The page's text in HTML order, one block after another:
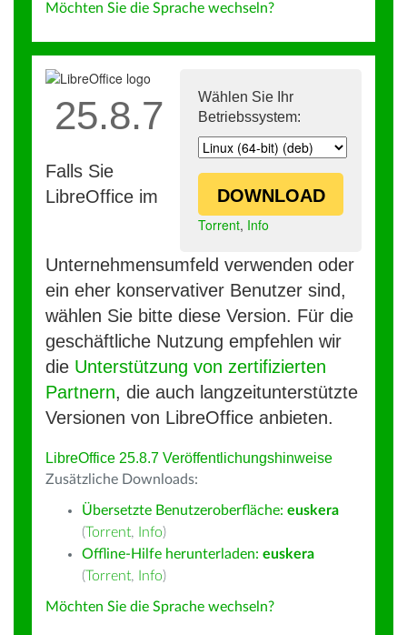
Möchten Sie die Sprache wechseln?
Wählen Sie Ihr
Betriebssystem:
DOWNLOAD
Torrent, Info
25.8.7
Falls Sie
LibreOffice im
Unternehmensumfeld verwenden oder
ein eher konservativer Benutzer sind,
wählen Sie bitte diese Version. Für die
geschäftliche Nutzung empfehlen wir
die Unterstützung von zertifizierten
Partnern, die auch langzeitunterstützte
Versionen von LibreOffice anbieten.
LibreOffice 25.8.7 Veröffentlichungshinweise
Zusätzliche Downloads:
Übersetzte Benutzeroberfläche: euskera
(Torrent, Info)
Offline-Hilfe herunterladen: euskera
(Torrent, Info)
Möchten Sie die Sprache wechseln?